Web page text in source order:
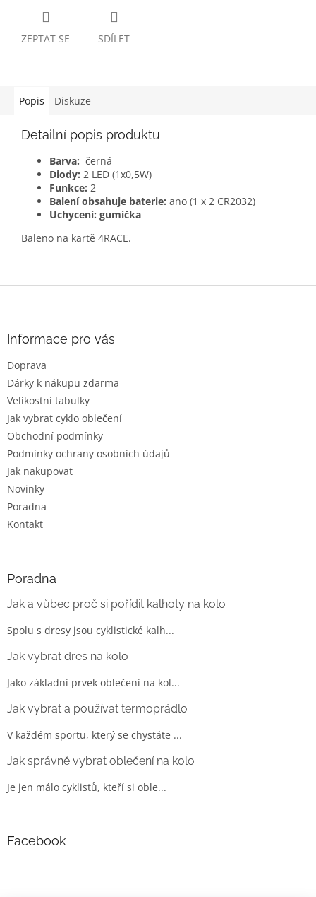
ZEPTAT SE SDÍLET
Popis Diskuze
Detailní popis produktu
Barva: černá
Diody: 2 LED (1x0,5W)
Funkce: 2
Balení obsahuje baterie: ano (1 x 2 CR2032)
Uchycení: gumička
Baleno na kartě 4RACE.
Informace pro vás
Doprava
Dárky k nákupu zdarma
Velikostní tabulky
Jak vybrat cyklo oblečení
Obchodní podmínky
Podmínky ochrany osobních údajů
Jak nakupovat
Novinky
Poradna
Kontakt
Poradna
Jak a vůbec proč si pořídit kalhoty na kolo
Spolu s dresy jsou cyklistické kalh...
Jak vybrat dres na kolo
Jako základní prvek oblečení na kol...
Jak vybrat a používat termoprádlo
V každém sportu, který se chystáte ...
Jak správně vybrat oblečení na kolo
Je jen málo cyklistů, kteří si oble...
Facebook